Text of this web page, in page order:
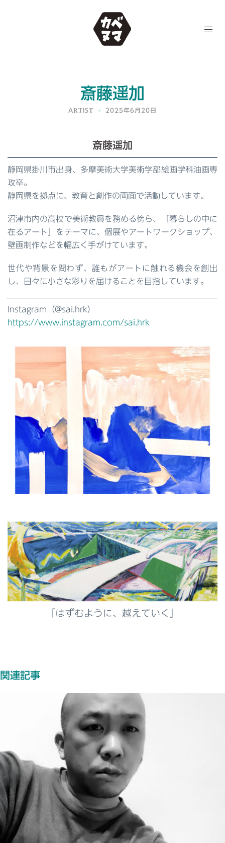
斎藤遥加
ARTIST 2025年6月20日
斎藤遥加
静岡県掛川市出身、多摩美術大学美術学部絵画学科油画専
攻卒。
静岡県を拠点に、教育と創作の両面で活動しています。
沼津市内の高校で美術教員を務める傍ら、「暮らしの中に
在るアート」をテーマに、個展やアートワークショップ、
壁画制作などを幅広く手がけています。
世代や背景を問わず、誰もがアートに触れる機会を創出
し、日々に小さな彩りを届けることを目指しています。
Instagram（@sai.hrk）
https://www.instagram.com/sai.hrk
「はずむように、越えていく」
関連記事